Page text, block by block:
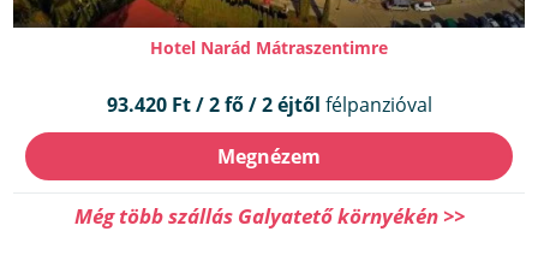
Hotel Narád Mátraszentimre
93.420 Ft / 2 fő / 2 éjtől félpanzióval
Megnézem
Még több szállás Galyatető környékén >>